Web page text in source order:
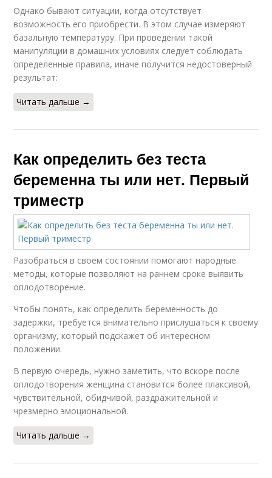
Однако бывают ситуации, когда отсутствует
возможность его приобрести. В этом случае измеряют
базальную температуру. При проведении такой
манипуляции в домашних условиях следует соблюдать
определенные правила, иначе получится недостоверный
результат:
Читать дальше →
Как определить без теста
беременна ты или нет. Первый
триместр
Разобраться в своем состоянии помогают народные
методы, которые позволяют на раннем сроке выявить
оплодотворение.
Чтобы понять, как определить беременность до
задержки, требуется внимательно прислушаться к своему
организму, который подскажет об интересном
положении.
В первую очередь, нужно заметить, что вскоре после
оплодотворения женщина становится более плаксивой,
чувствительной, обидчивой, раздражительной и
чрезмерно эмоциональной.
Читать дальше →